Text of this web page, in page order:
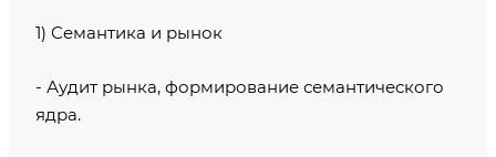
1) Семантика и рынок
- Аудит рынка, формирование семантического
ядра.